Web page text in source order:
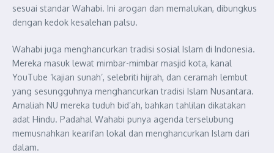
sesuai standar Wahabi. Ini arogan dan memalukan, dibungkus
dengan kedok kesalehan palsu.
Wahabi juga menghancurkan tradisi sosial Islam di Indonesia.
Mereka masuk lewat mimbar-mimbar masjid kota, kanal
YouTube ‘kajian sunah’, selebriti hijrah, dan ceramah lembut
yang sesungguhnya menghancurkan tradisi Islam Nusantara.
Amaliah NU mereka tuduh bid’ah, bahkan tahlilan dikatakan
adat Hindu. Padahal Wahabi punya agenda terselubung
memusnahkan kearifan lokal dan menghancurkan Islam dari
dalam.